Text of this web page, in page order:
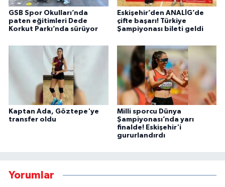
GSB Spor Okulları’nda
paten eğitimleri Dede
Korkut Parkı’nda sürüyor
Eskişehir’den ANALİG’de
çifte başarı! Türkiye
Şampiyonası bileti geldi
Kaptan Ada, Göztepe'ye
transfer oldu
Milli sporcu Dünya
Şampiyonası’nda yarı
finalde! Eskişehir'i
gururlandırdı
Yorumlar